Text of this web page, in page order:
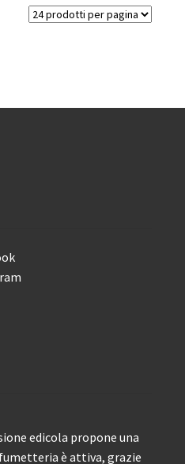
edicola propone una
è attiva, grazie